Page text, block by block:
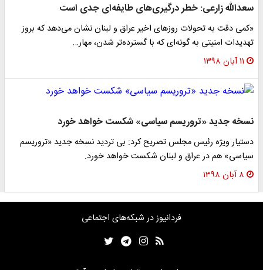
سعدالله زارعی: خطر درگیری‌های طایفه‌ای جدی است
«کمی دقت به تحولات روز‌های اخیر عراق و لبنان نشان می‌دهد که بروز
تهدیدات امنیتی به گونه‌ای که با گسترده‌تر شدن، مهار…
۱۱ آبان ۱۳۹۸
نسخه جدید «تروریسم سیاسی» شکست خواهد خورد
دستیار ویژه رئیس مجلس تصریح کرد: بی تردید نسخه جدید «تروریسم
سیاسی» هم در عراق و لبنان شکست خواهد خورد.
۸ آبان ۱۳۹۸
فردانیوز در شبکه‌های اجتماعی